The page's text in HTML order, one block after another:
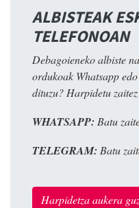
ALBISTEAK
TELEFONOAN
Debagoieneko albiste
ordukoak Whatsapp
dituzu? Harpidetu
WHATSAPP: Batu
TELEGRAM: Batu
Harpidetza aukera